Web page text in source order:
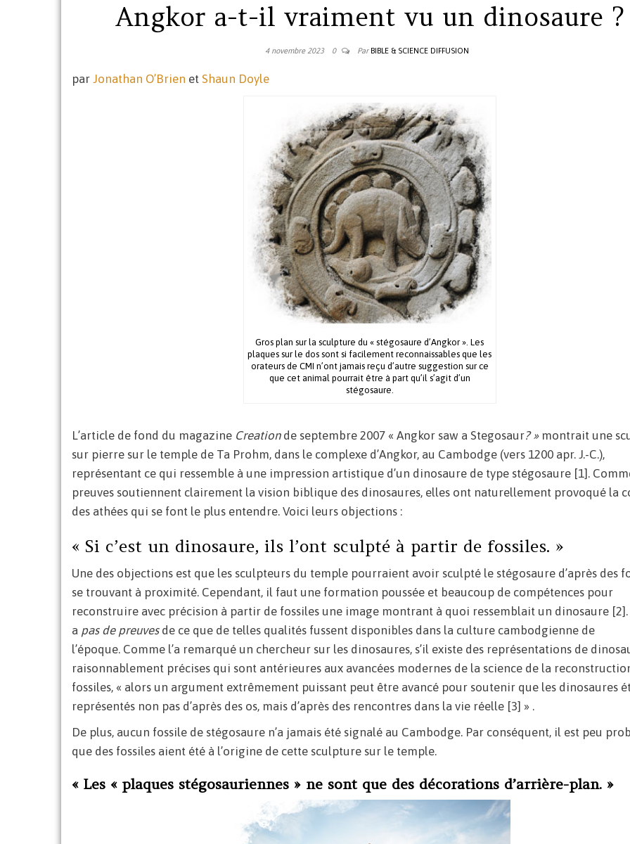
Angkor a-t-il vraiment vu un dinosaure ?
4 novembre 2023 0 Par BIBLE & SCIENCE DIFFUSION
par Jonathan O’Brien et Shaun Doyle
Gros plan sur la sculpture du « stégosaure d’Angkor ». Les
plaques sur le dos sont si facilement reconnaissables que les
orateurs de CMI n’ont jamais reçu d’autre suggestion sur ce
que cet animal pourrait être à part qu’il s’agit d’un
stégosaure.
L’article de fond du magazine Creationde septembre 2007 « Angkor saw a Stegosaur? » montrait une
sur pierre sur le temple de Ta Prohm, dans le complexe d’Angkor, au Cambodge (vers 1200 apr. J.-C.),
représentant ce qui ressemble à une impression artistique d’un dinosaure de type stégosaure [1].
preuves soutiennent clairement la vision biblique des dinosaures, elles ont naturellement provoqué la
des athées qui se font le plus entendre. Voici leurs objections :
« Si c’est un dinosaure, ils l’ont sculpté à partir de fossiles. »
Une des objections est que les sculpteurs du temple pourraient avoir sculpté le stégosaure d’après des
se trouvant à proximité. Cependant, il faut une formation poussée et beaucoup de compétences pour
reconstruire avec précision à partir de fossiles une image montrant à quoi ressemblait un dinosaure [2].
a pas de preuvesde ce que de telles qualités fussent disponibles dans la culture cambodgienne de
l’époque. Comme l’a remarqué un chercheur sur les dinosaures, s’il existe des représentations de
raisonnablement précises qui sont antérieures aux avancées modernes de la science de la
fossiles, « alors un argument extrêmement puissant peut être avancé pour soutenir que les dinosaures
représentés non pas d’après des os, mais d’après des rencontres dans la vie réelle [3] » .
De plus, aucun fossile de stégosaure n’a jamais été signalé au Cambodge. Par conséquent, il est peu
que des fossiles aient été à l’origine de cette sculpture sur le temple.
« Les « plaques stégosauriennes » ne sont que des décorations d’arrière-plan. »